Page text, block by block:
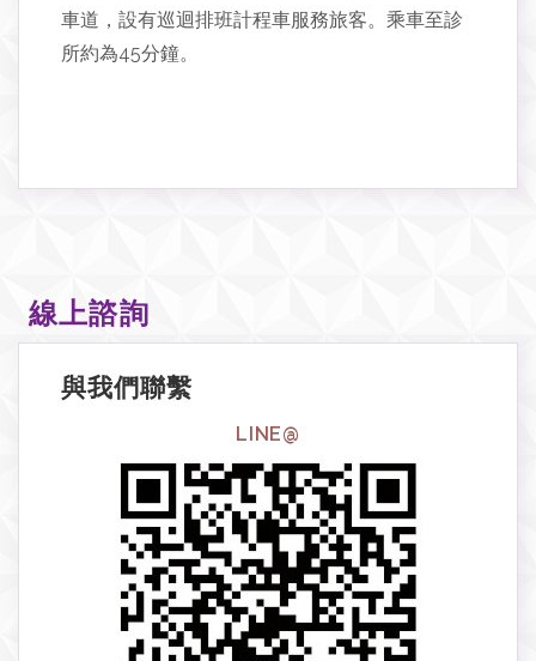
車道，設有巡迴排班計程車服務旅客。乘車至診
所約為45分鐘。
線上諮詢
與我們聯繫
LINE@